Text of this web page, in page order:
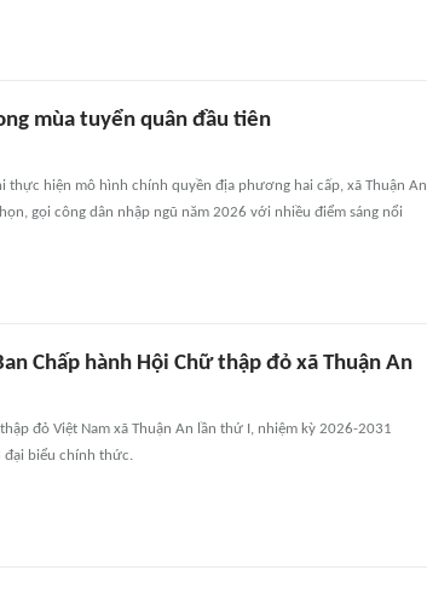
mùa tuyển quân đầu tiên
thực hiện mô hình chính quyền địa phương hai cấp, xã Thuận An
gọi công dân nhập ngũ năm 2026 với nhiều điểm sáng nổi
Chấp hành Hội Chữ thập đỏ xã Thuận An
đỏ Việt Nam xã Thuận An lần thứ I, nhiệm kỳ 2026-2031
biểu chính thức.